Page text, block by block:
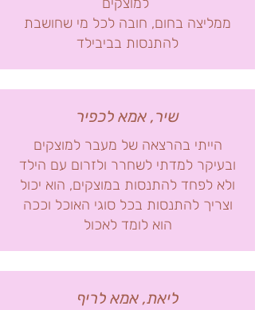
ממליצה בחום, חובה לכל מי שחושבת
להתנסות בביבילד
שיר, אמא לכפיר
הייתי בהרצאה של מעבר למוצקים
ובעיקר למדתי לשחרר ולזרום עם הילד
ולא לפחד להתנסות במוצקים, הוא יכול
וצריך להתנסות בכל סוגי האוכל וככה
הוא לומד לאכול
ליאת, אמא לריף